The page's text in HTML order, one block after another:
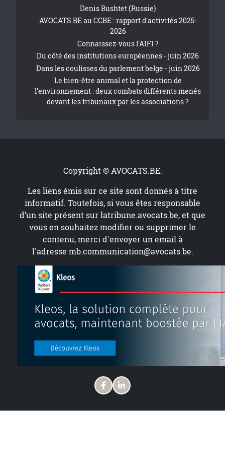
Denis Bushtet (Russie)
AVOCATS.BE au CCBE : rapport d'activités 2025-
2026
Connaissez-vous l'AIFI ?
Du côté des institutions européennes - juin 2026
Dans les coulisses du parlement belge - juin 2026
Le bien-être animal et la protection de
l’environnement : deux combats différents menés
devant les tribunaux par les associations ?
Copyright © AVOCATS.BE.
Les liens émis sur ce site sont donnés à titre
informatif. Toutefois, si vous êtes responsable
d’un site présent surlatribune.avocats.be, et que
vous en souhaitez modifier ou supprimer le
contenu, merci d'envoyer un email à
l'adresse mb.communication@avocats.be.